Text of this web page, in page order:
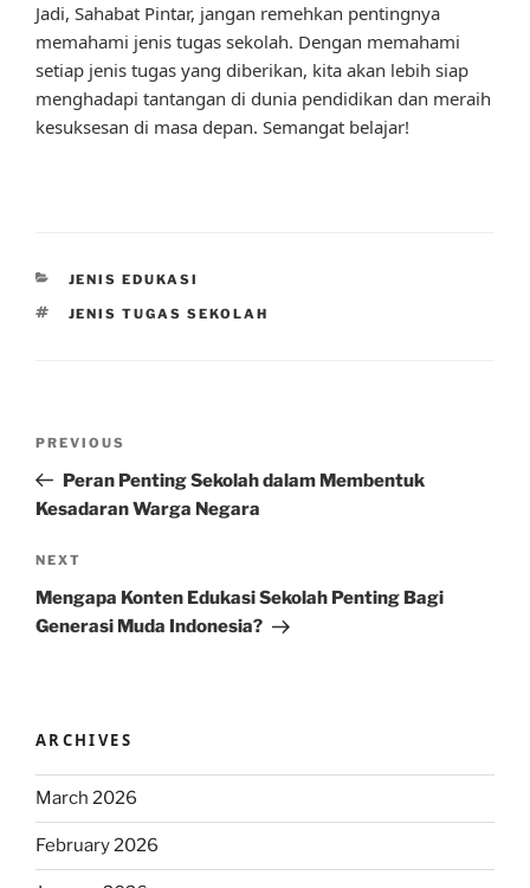
Jadi, Sahabat Pintar, jangan remehkan pentingnya
memahami jenis tugas sekolah. Dengan memahami
setiap jenis tugas yang diberikan, kita akan lebih siap
menghadapi tantangan di dunia pendidikan dan meraih
kesuksesan di masa depan. Semangat belajar!
CATEGORIES
JENIS EDUKASI
TAGS
JENIS TUGAS SEKOLAH
Previous
Post
PREVIOUS
Peran Penting Sekolah dalam Membentuk
Kesadaran Warga Negara
Next
Post
NEXT
Mengapa Konten Edukasi Sekolah Penting Bagi
Generasi Muda Indonesia?
ARCHIVES
March 2026
February 2026